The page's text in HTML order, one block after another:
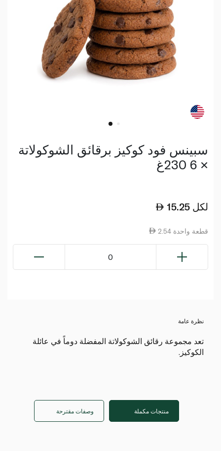
سبينس فود كوكيز برقائق الشوكولاتة
× 6 230غ
15.25 لكل
2.54 قطعة واحدة
0
نظرة عامة
تعد مجموعة رقائق الشوكولاتة المفضلة دوماً في عائلة
الكوكيز.
منتجات مكملة وصفات مقترحة